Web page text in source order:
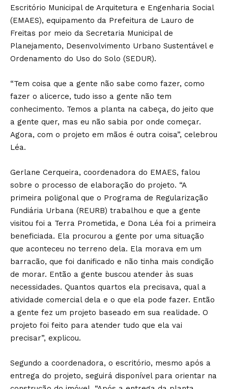
Escritório Municipal de Arquitetura e Engenharia Social
(EMAES), equipamento da Prefeitura de Lauro de
Freitas por meio da Secretaria Municipal de
Planejamento, Desenvolvimento Urbano Sustentável e
Ordenamento do Uso do Solo (SEDUR).
“Tem coisa que a gente não sabe como fazer, como
fazer o alicerce, tudo isso a gente não tem
conhecimento. Temos a planta na cabeça, do jeito que
a gente quer, mas eu não sabia por onde começar.
Agora, com o projeto em mãos é outra coisa”, celebrou
Léa.
Gerlane Cerqueira, coordenadora do EMAES, falou
sobre o processo de elaboração do projeto. “A
primeira poligonal que o Programa de Regularização
Fundiária Urbana (REURB) trabalhou e que a gente
visitou foi a Terra Prometida, e Dona Léa foi a primeira
beneficiada. Ela procurou a gente por uma situação
que aconteceu no terreno dela. Ela morava em um
barracão, que foi danificado e não tinha mais condição
de morar. Então a gente buscou atender às suas
necessidades. Quantos quartos ela precisava, qual a
atividade comercial dela e o que ela pode fazer. Então
a gente fez um projeto baseado em sua realidade. O
projeto foi feito para atender tudo que ela vai
precisar”, explicou.
Segundo a coordenadora, o escritório, mesmo após a
entrega do projeto, seguirá disponível para orientar na